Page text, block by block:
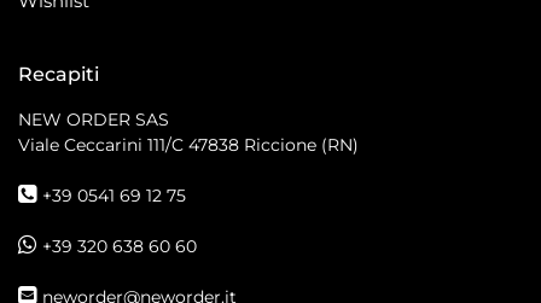
Recapiti
NEW ORDER SAS
Viale Ceccarini 111/C 47838 Riccione (RN)
+39 0541 69 12 75
+39 320 638 60 60
neworder@neworder.it